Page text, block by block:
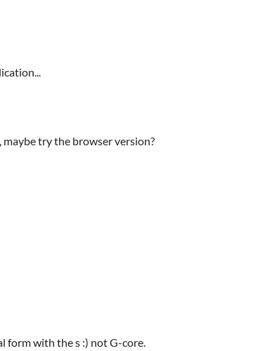
try the browser version?
form with the s :) not G-core.